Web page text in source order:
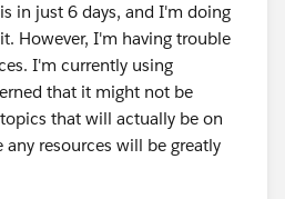
in just 6 days, and I'm doing
However, I'm having trouble
I'm currently using
that it might not be
that will actually be on
resources will be greatly